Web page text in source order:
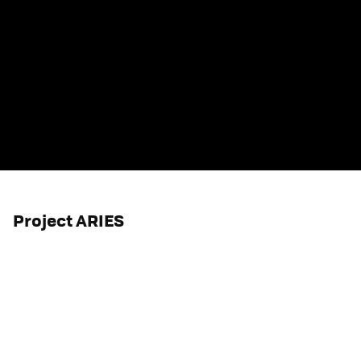
Project ARIES